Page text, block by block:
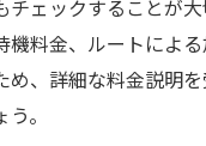
とタクシーの料金差
タクシーより安く使
チェックすることが
機料金、ルートによ
め、詳細な料金説明
。